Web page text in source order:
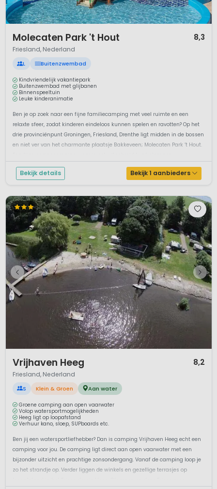
Molecaten Park 't Hout 8,3
Friesland, Nederland
L Buitenzwembad
Kindvriendelijk vakantiepark
Buitenzwembad met glijbanen
Binnenspeeltuin
Leuke kinderanimatie
Ben je op zoek naar een fijne familiecamping met veel ruimte en een
relaxte sfeer, zodat kinderen eindeloos kunnen spelen en ravotten? Op het
drie provinciënpunt Groningen, Friesland, Drenthe ligt midden in de bossen
en niet ver van het charmante plaatsje Bakkeveen; Molecaten Park ’t Hout.
Bekijk details Bekijk 1 aanbieders
Vrijhaven Heeg 8,2
Friesland, Nederland
S Klein & Groen Aan water
Groene camping aan open vaarwater
Volop watersportmogelijkheden
Heeg ligt op loopafstand
Verhuur kano, sloep, SUPboards etc.
Ben jij een watersportliefhebber? Dan is camping Vrijhaven Heeg echt een
camping voor jou. De camping ligt direct aan open vaarwater met een
bijzonder uitzicht en prachtige zonsondergang. Vanaf de camping loop je
zo het strandje op. Verder liggen de winkels en gezellige terrasjes op